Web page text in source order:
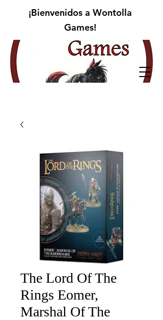
¡Bienvenidos a Wontolla
Games!
The Lord Of The
Rings Eomer,
Marshal Of The